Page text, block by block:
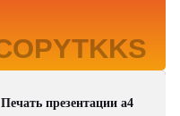
Печать презентации а4